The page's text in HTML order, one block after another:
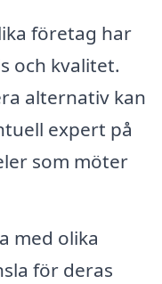
företag har
och kvalitet.
alternativ kan
expert på
som möter
med olika
för deras